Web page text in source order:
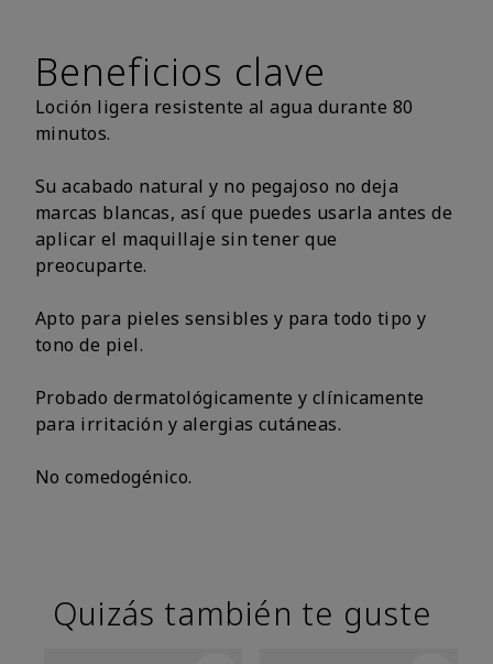
Beneficios clave
Loción ligera resistente al agua durante 80
minutos.
Su acabado natural y no pegajoso no deja
marcas blancas, así que puedes usarla antes de
aplicar el maquillaje sin tener que
preocuparte.
Apto para pieles sensibles y para todo tipo y
tono de piel.
Probado dermatológicamente y clínicamente
para irritación y alergias cutáneas.
No comedogénico.
Quizás también te guste